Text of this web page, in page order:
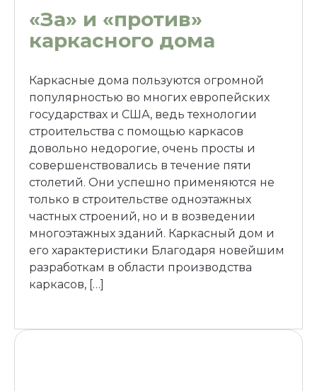
«За» и «против»
каркасного дома
Каркасные дома пользуются огромной
популярностью во многих европейских
государствах и США, ведь технологии
строительства с помощью каркасов
довольно недорогие, очень просты и
совершенствовались в течение пяти
столетий. Они успешно применяются не
только в строительстве одноэтажных
частных строений, но и в возведении
многоэтажных зданий. Каркасный дом и
его характеристики Благодаря новейшим
разработкам в области производства
каркасов, […]